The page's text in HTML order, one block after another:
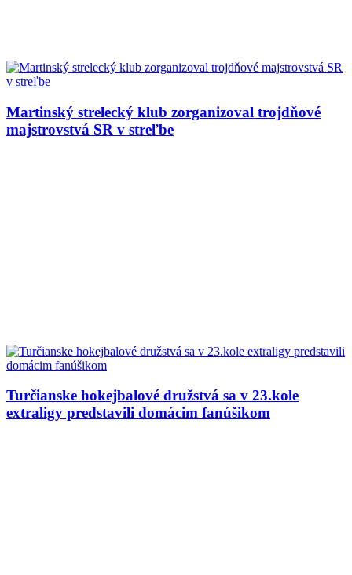
Martinský strelecký klub zorganizoval trojdňové
majstrovstvá SR v streľbe
Turčianske hokejbalové družstvá sa v 23.kole
extraligy predstavili domácim fanúšikom